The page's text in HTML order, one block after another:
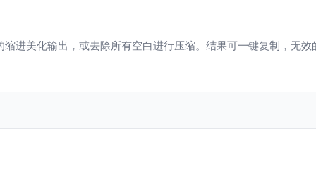
进美化输出，或去除所有空白进行压缩。结果可一键复制，无